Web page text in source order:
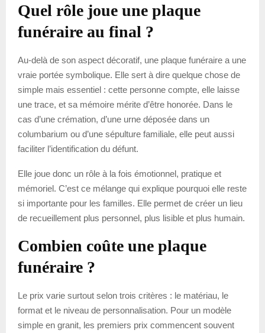
Quel rôle joue une plaque
funéraire au final ?
Au-delà de son aspect décoratif, une plaque funéraire a une
vraie portée symbolique. Elle sert à dire quelque chose de
simple mais essentiel : cette personne compte, elle laisse
une trace, et sa mémoire mérite d’être honorée. Dans le
cas d’une crémation, d’une urne déposée dans un
columbarium ou d’une sépulture familiale, elle peut aussi
faciliter l’identification du défunt.
Elle joue donc un rôle à la fois émotionnel, pratique et
mémoriel. C’est ce mélange qui explique pourquoi elle reste
si importante pour les familles. Elle permet de créer un lieu
de recueillement plus personnel, plus lisible et plus humain.
Combien coûte une plaque
funéraire ?
Le prix varie surtout selon trois critères : le matériau, le
format et le niveau de personnalisation. Pour un modèle
simple en granit, les premiers prix commencent souvent